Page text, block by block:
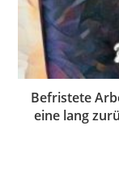
Befristete
eine lang